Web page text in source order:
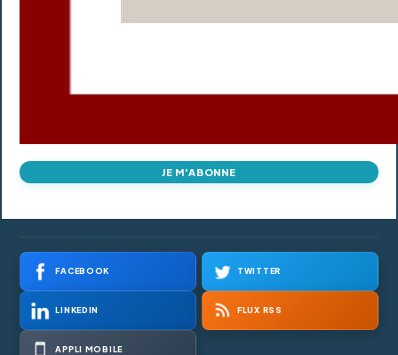
JE M'ABONNE
FACEBOOK TWITTER
LINKEDIN FLUX RSS
APPLI MOBILE